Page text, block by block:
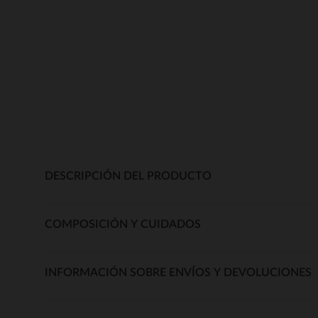
DESCRIPCIÓN DEL PRODUCTO
COMPOSICIÓN Y CUIDADOS
INFORMACIÓN SOBRE ENVÍOS Y DEVOLUCIONES